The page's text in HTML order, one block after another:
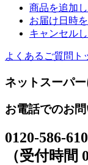
商品を追加
お届け日時
キャンセル
よくあるご質問ト
ネットスーパ
お電話でのお
0120-586-610
（受付時間